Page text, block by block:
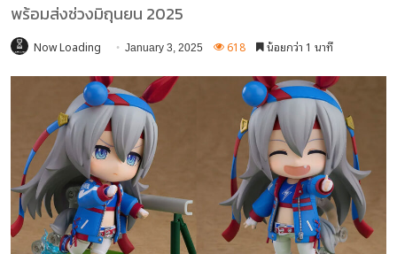
พร้อมส่งช่วงมิถุนยน 2025
Now Loading January 3, 2025 618 น้อยกว่า 1 นาที